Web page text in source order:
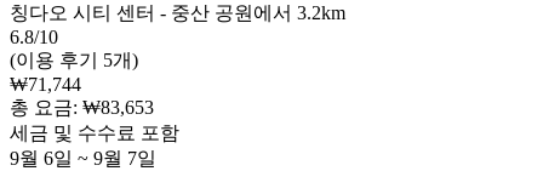
칭다오 시티 센터 - 중산 공원에서 3.2km
6.8/10
(이용 후기 5개)
₩71,744
총 요금: ₩83,653
세금 및 수수료 포함
9월 6일 ~ 9월 7일